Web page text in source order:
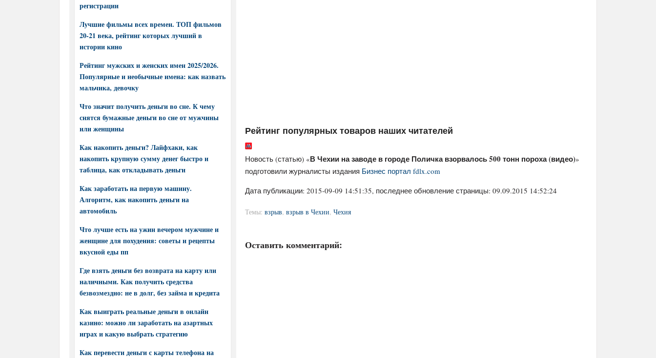
Рейтинг популярных товаров наших читателей
Новость (статью) «В Чехии на заводе в городе Поличка взорвалось 500 тонн пороха (видео)»
подготовили журналисты издания Бизнес портал fdlx.com
Дата публикации: 2015-09-09 14:51:35, последнее обновление страницы: 09.09.2015 14:52:24
Темы: взрыв, взрыв в Чехии, Чехия
Оставить комментарий:
регистрации
Лучшие фильмы всех времен. ТОП фильмов
20-21 века, рейтинг которых лучший в
истории кино
Рейтинг мужских и женских имен 2025/2026.
Популярные и необычные имена: как назвать
мальчика, девочку
Что значит получить деньги во сне. К чему
снятся бумажные деньги во сне от мужчины
или женщины
Как накопить деньги? Лайфхаки, как
накопить крупную сумму денег быстро и
таблица, как откладывать деньги
Как заработать на первую машину.
Алгоритм, как накопить деньги на
автомобиль
Что лучше есть на ужин вечером мужчине и
женщине для похудения: советы и рецепты
вкусной еды пп
Где взять деньги без возврата на карту или
наличными. Как получить средства
безвозмездно: не в долг, без займа и кредита
Как выиграть реальные деньги в онлайн
казино: можно ли заработать на азартных
играх и какую выбрать стратегию
Как перевести деньги с карты телефона на